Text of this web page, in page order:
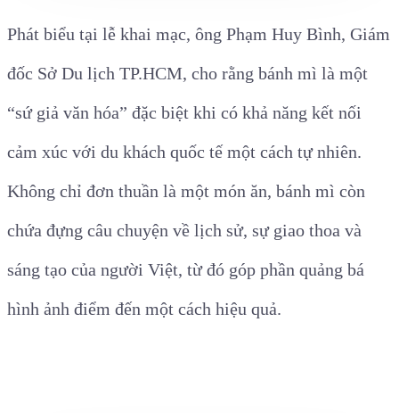
Phát biểu tại lễ khai mạc, ông Phạm Huy Bình, Giám
đốc Sở Du lịch TP.HCM, cho rằng bánh mì là một
“sứ giả văn hóa” đặc biệt khi có khả năng kết nối
cảm xúc với du khách quốc tế một cách tự nhiên.
Không chỉ đơn thuần là một món ăn, bánh mì còn
chứa đựng câu chuyện về lịch sử, sự giao thoa và
sáng tạo của người Việt, từ đó góp phần quảng bá
hình ảnh điểm đến một cách hiệu quả.